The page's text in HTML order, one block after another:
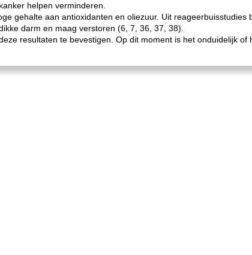
helpen verminderen.
gehalte aan antioxidanten en oliezuur. Uit reageerbuisstudies
darm en maag verstoren (6, 7, 36, 37, 38).
resultaten te bevestigen. Op dit moment is het onduidelijk of